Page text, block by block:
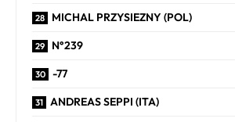
MICHAL PRZYSIEZNY (POL)
N°239
-77
ANDREAS SEPPI (ITA)